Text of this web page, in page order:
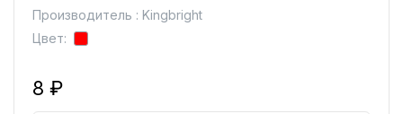
Производитель : Kingbright
Цвет:
8 ₽